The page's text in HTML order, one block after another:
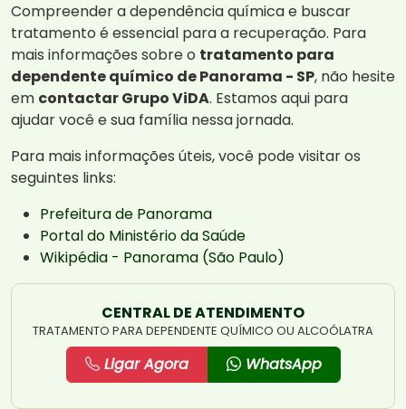
Compreender a dependência química e buscar
tratamento é essencial para a recuperação. Para
mais informações sobre o tratamento para
dependente químico de Panorama - SP, não hesite
em contactar Grupo ViDA. Estamos aqui para
ajudar você e sua família nessa jornada.
Para mais informações úteis, você pode visitar os
seguintes links:
Prefeitura de Panorama
Portal do Ministério da Saúde
Wikipédia - Panorama (São Paulo)
CENTRAL DE ATENDIMENTO
TRATAMENTO PARA DEPENDENTE QUÍMICO OU ALCOÓLATRA
Ligar Agora WhatsApp